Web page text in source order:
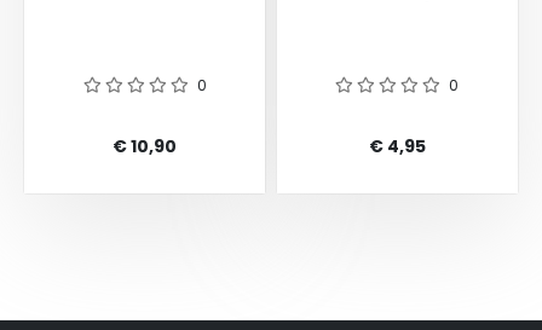
0
€ 10,90
0
€ 4,95